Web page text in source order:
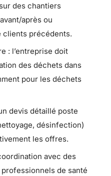
des chantiers
après ou
clients précédents.
: l’entreprise doit
des déchets dans
pour les déchets
devis détaillé poste
désinfection)
les offres.
avec des
de santé